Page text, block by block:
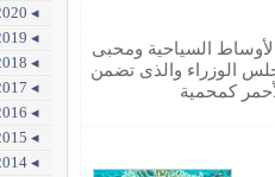
السياحية ومحبى
الوزراء والذى تضمن
كمحمية
◂ 2020
◂ 2019
◂ 2018
◂ 2017
◂ 2016
◂ 2015
◂ 2014